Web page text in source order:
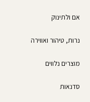
אם ולתינוק
נרות, טיהור ואווירה
מוצרים נלווים
סדנאות